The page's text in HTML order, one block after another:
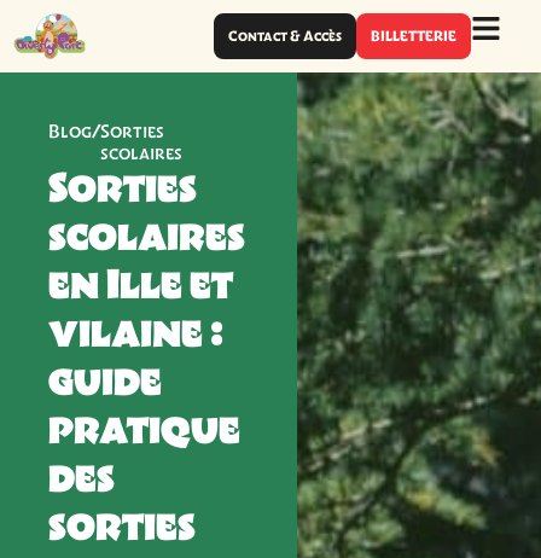
Contact & Accès BILLETTERIE
Blog/Sorties
scolaires
Sorties
scolaires
en Ille et
vilaine :
guide
pratique
des
sorties